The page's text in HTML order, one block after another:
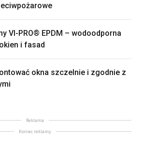
VI-PRO® EPDM – wodoodporna
i fasad
okna szczelnie i zgodnie z
Reklama
Koniec reklamy